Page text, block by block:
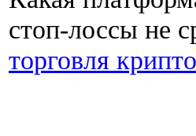
стоп-лоссы не
торговля